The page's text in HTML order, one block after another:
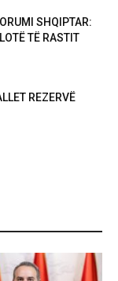
SHQIPTAR:
TË RASTIT
REZERVË